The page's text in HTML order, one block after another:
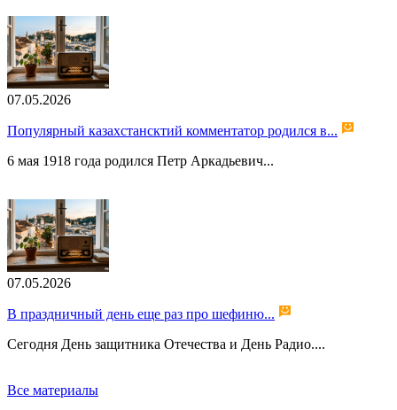
07.05.2026
Популярный казахстансктий комментатор родился в...
6 мая 1918 года родился Петр Аркадьевич...
07.05.2026
В праздничный день еще раз про шефиню...
Сегодня День защитника Отечества и День Радио....
Все материалы